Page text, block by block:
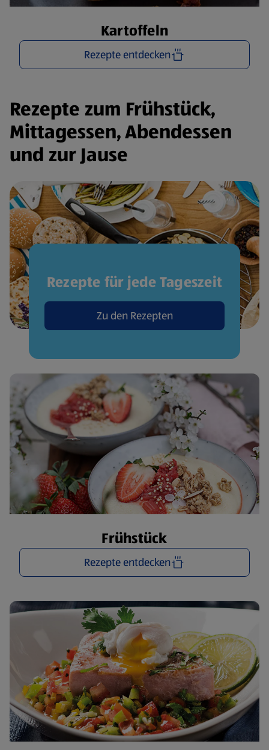
Kartoffeln
Rezepte entdecken
Rezepte zum Frühstück,
Mittagessen, Abendessen
und zur Jause
Rezepte für jede Tageszeit
Zu den Rezepten
Frühstück
Rezepte entdecken